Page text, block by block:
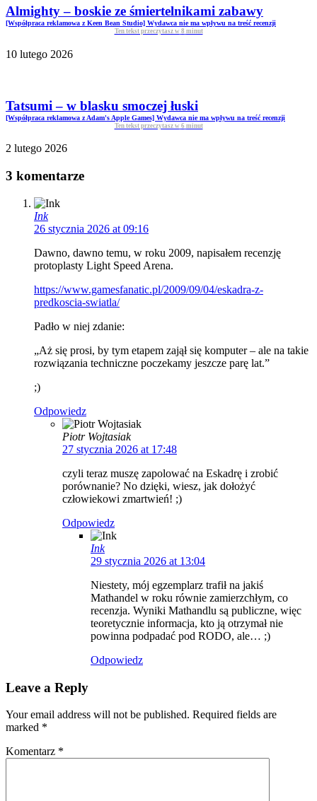
Almighty – boskie ze śmiertelnikami zabawy
[Współpraca reklamowa z Keen Bean Studio] Wydawca nie ma wpływu na treść recenzji
Ten tekst przeczytasz w 8 minut
10 lutego 2026
Tatsumi – w blasku smoczej łuski
[Współpraca reklamowa z Adam's Apple Games] Wydawca nie ma wpływu na treść recenzji
Ten tekst przeczytasz w 6 minut
2 lutego 2026
3 komentarze
Ink
26 stycznia 2026 at 09:16
Dawno, dawno temu, w roku 2009, napisałem recenzję
protoplasty Light Speed Arena.
https://www.gamesfanatic.pl/2009/09/04/eskadra-z-
predkoscia-swiatla/
Padło w niej zdanie:
„Aż się prosi, by tym etapem zajął się komputer – ale na takie
rozwiązania techniczne poczekamy jeszcze parę lat.”
;)
Odpowiedz
Piotr Wojtasiak
27 stycznia 2026 at 17:48
czyli teraz muszę zapolować na Eskadrę i zrobić
porównanie? No dzięki, wiesz, jak dołożyć
człowiekowi zmartwień! ;)
Odpowiedz
Ink
29 stycznia 2026 at 13:04
Niestety, mój egzemplarz trafił na jakiś
Mathandel w roku równie zamierzchłym, co
recenzja. Wyniki Mathandlu są publiczne, więc
teoretycznie informacja, kto ją otrzymał nie
powinna podpadać pod RODO, ale… ;)
Odpowiedz
Leave a Reply
Your email address will not be published. Required fields are
marked *
Komentarz *